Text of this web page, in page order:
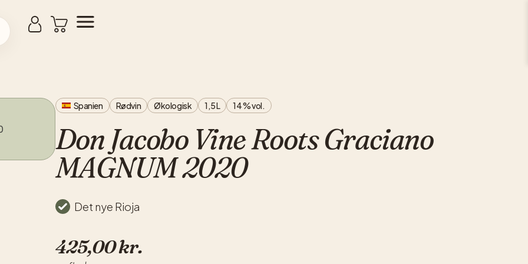
Spanien Rødvin Økologisk 1,5 L 14 % vol.
Don Jacobo Vine Roots Graciano
MAGNUM 2020
Det nye Rioja
425,00kr.